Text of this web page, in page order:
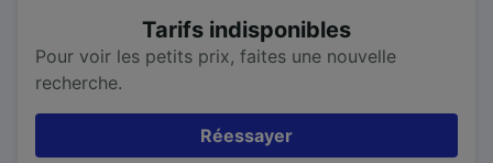
Tarifs indisponibles
Pour voir les petits prix, faites une nouvelle
recherche.
Réessayer